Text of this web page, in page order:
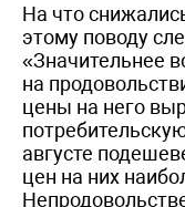
На что
этому поводу
«Значительнее
на
цены на него
августе
цен на них